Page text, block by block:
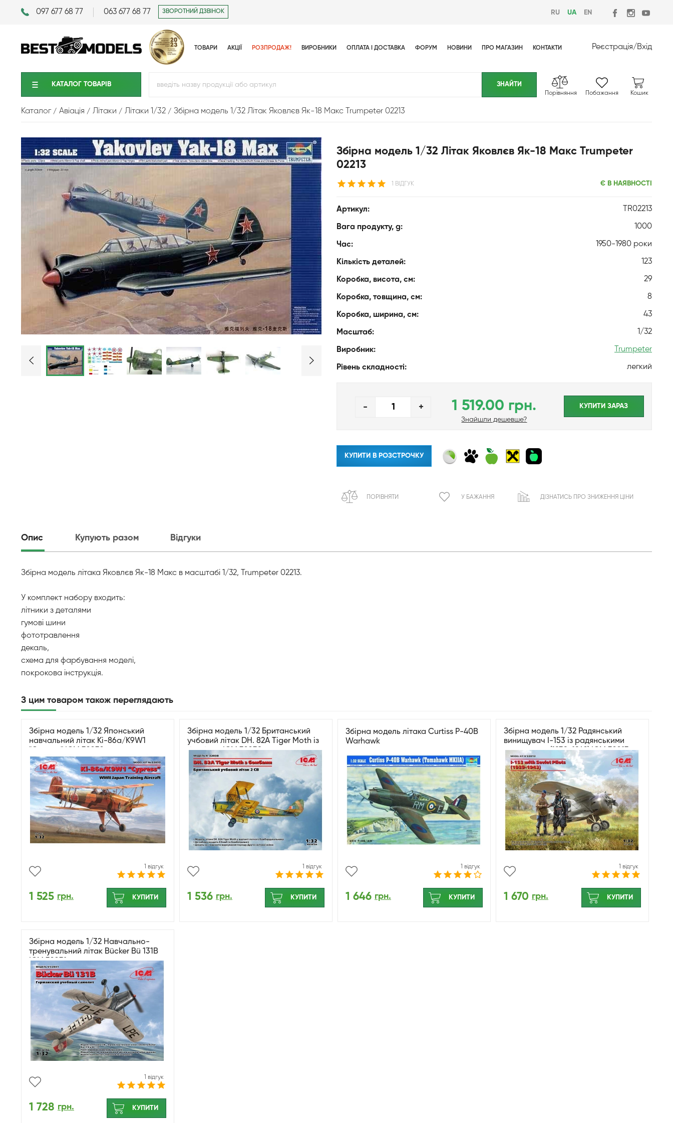
097 677 68 77 063 677 68 77 ЗВОРОТНИЙ ДЗВІНОК RU UA EN
ТОВАРИ АКЦІЇ РОЗПРОДАЖ! ВИРОБНИКИ ОПЛАТА І ДОСТАВКА ФОРУМ НОВИНИ ПРО МАГАЗИН КОНТАКТИ Реєстрація/Вхід
КАТАЛОГ ТОВАРIВ
Порівняння Побажання Кошик
Каталог Авіація Літаки Літаки 1/32 Збірна модель 1/32 Літак Яковлєв Як-18 Макс Trumpeter 02213
Збірна модель 1/32 Літак Яковлєв Як-18 Макс Trumpeter
02213
1 ВІДГУК Є В НАЯВНОСТІ
Артикул: TR02213
Вага продукту, g: 1000
Час: 1950-1980 роки
Кількість деталей: 123
Коробка, висота, см: 29
Коробка, товщина, см: 8
Коробка, ширина, см: 43
Масштаб: 1/32
Виробник: Trumpeter
Рівень складності: легкий
- + 1 519.00 грн.
Знайшли дешевше?
КУПИТИ ЗАРАЗ
КУПИТИ В РОЗСТРОЧКУ
ПОРІВНЯТИ У БАЖАННЯ ДІЗНАТИСЬ ПРО ЗНИЖЕННЯ ЦІНИ
Опис Купують разом Відгуки
Збірна модель літака Яковлєв Як-18 Макс в масштабі 1/32, Trumpeter 02213.
У комплект набору входить:
літники з деталями
гумові шини
фототравлення
декаль,
схема для фарбування моделі,
покрокова інструкція.
З цим товаром також переглядають
Збірна модель 1/32 Японський
навчальний літак Ki-86a/K9W1
1 відгук
1 525 грн. КУПИТИ
Збірна модель 1/32 Британський
учбовий літак DH. 82A Tiger Moth із
бомбами ICM 32038
1 відгук
1 536 грн. КУПИТИ
Збірна модель літака Curtiss P-40B
Warhawk
1 відгук
1 646 грн. КУПИТИ
Збірна модель 1/32 Радянський
винищувач І-153 із радянськими
льотчиками (1939-1942) ICM 32013
1 відгук
1 670 грн. КУПИТИ
Збірна модель 1/32 Навчально-
тренувальний літак Bücker Bü 131B
ICM 32031
1 відгук
1 728 грн. КУПИТИ